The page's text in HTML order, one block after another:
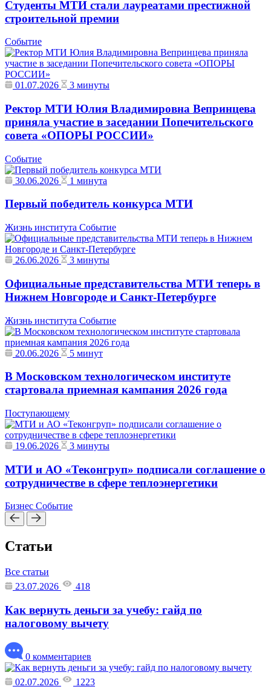
Студенты МТИ стали лауреатами престижной
строительной премии
Событие
01.07.2026 3 минуты
Ректор МТИ Юлия Владимировна Вепринцева
приняла участие в заседании Попечительского
совета «ОПОРЫ РОССИИ»
Событие
30.06.2026 1 минута
Первый победитель конкурса МТИ
Жизнь института Событие
26.06.2026 3 минуты
Официальные представительства МТИ теперь в
Нижнем Новгороде и Санкт-Петербурге
Жизнь института Событие
20.06.2026 5 минут
В Московском технологическом институте
стартовала приемная кампания 2026 года
Поступающему
19.06.2026 3 минуты
МТИ и АО «Теконгруп» подписали соглашение о
сотрудничестве в сфере теплоэнергетики
Бизнес Событие
Статьи
Все статьи
23.07.2026
418
Как вернуть деньги за учебу: гайд по
налоговому вычету
0 комментариев
02.07.2026 1223